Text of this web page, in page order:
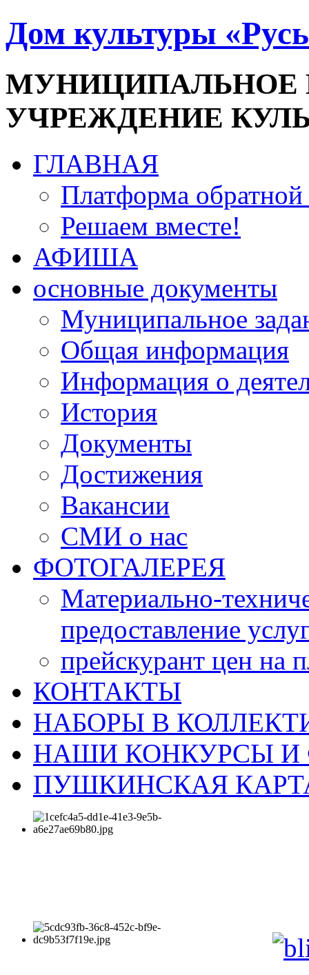
Дом культуры
УЧРЕЖДЕНИЕ
ГЛАВНАЯ
Платформа обратной
Решаем вместе!
АФИША
основные документы
Муниципальное
Общая информация
Информация о
История
Документы
Достижения
Вакансии
СМИ о нас
ФОТОГАЛЕРЕЯ
Материально-
предоставление
прейскурант цен на
КОНТАКТЫ
НАБОРЫ В
НАШИ КОНКУРСЫ И
ПУШКИНСКАЯ